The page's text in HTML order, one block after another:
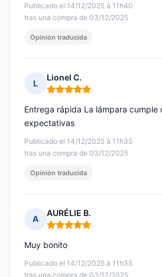
Publicado el 14/12/2025 à 11h40
tras una compra de 03/12/2025
Opinión traducida
L
Lionel C.
Nota: 5 de 5
Publicado el 14/12/2025 à 11h35
tras una compra de 03/12/2025
Entrega rápida La lámpara cumple
expectativas
Opinión traducida
A
AURÉLIE B.
Nota: 5 de 5
Publicado el 14/12/2025 à 11h35
tras una compra de 03/12/2025
Muy bonito